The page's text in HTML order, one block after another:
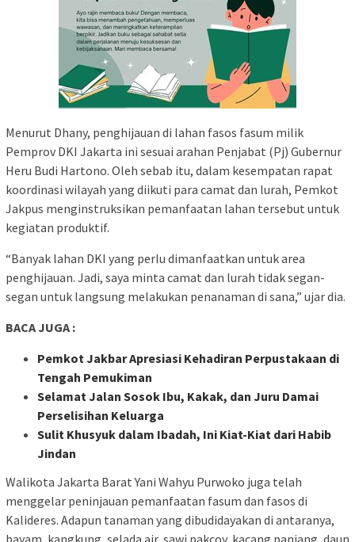
Menurut Dhany, penghijauan di lahan fasos fasum milik
Pemprov DKI Jakarta ini sesuai arahan Penjabat (Pj) Gubernur
Heru Budi Hartono. Oleh sebab itu, dalam kesempatan rapat
koordinasi wilayah yang diikuti para camat dan lurah, Pemkot
Jakpus menginstruksikan pemanfaatan lahan tersebut untuk
kegiatan produktif.
“Banyak lahan DKI yang perlu dimanfaatkan untuk area
penghijauan. Jadi, saya minta camat dan lurah tidak segan-
segan untuk langsung melakukan penanaman di sana,” ujar dia.
BACA JUGA :
Pemkot Jakbar Apresiasi Kehadiran Perpustakaan di
Tengah Pemukiman
Selamat Jalan Sosok Ibu, Kakak, dan Juru Damai
Perselisihan Keluarga
Sulit Khusyuk dalam Ibadah, Ini Kiat-Kiat dari Habib
Jindan
Walikota Jakarta Barat Yani Wahyu Purwoko juga telah
menggelar peninjauan pemanfaatan fasum dan fasos di
Kalideres. Adapun tanaman yang dibudidayakan di antaranya,
bayam, kangkung, selada air, sawi pakcoy, kacang panjang, daun